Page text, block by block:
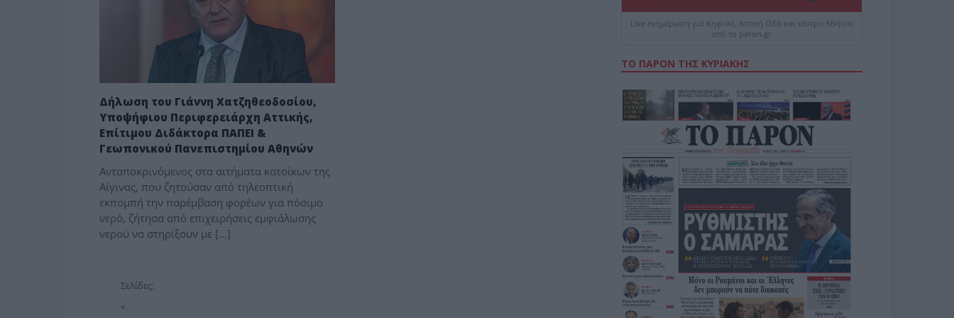
Δήλωση του Γιάννη Χατζηθεοδοσίου,
Υποψήφιου Περιφερειάρχη Αττικής,
Επίτιμου Διδάκτορα ΠΑΠΕΙ &
Γεωπονικού Πανεπιστημίου Αθηνών
Ανταποκρινόμενος στα αιτήματα κατοίκων της
Αίγινας, που ζητούσαν από τηλεοπτική
εκπομπή την παρέμβαση φορέων για πόσιμο
νερό, ζήτησα από επιχειρήσεις εμφιάλωσης
νερού να στηρίξουν με […]
Σελίδες:
«
Live ενημέρωση για Κηφισό, Αττική Οδό και κέντρο Αθήνας
από το paron.gr
ΤΟ ΠΑΡΟΝ ΤΗΣ ΚΥΡΙΑΚΗΣ